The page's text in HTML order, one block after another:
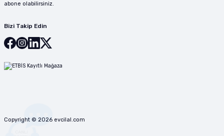
abone olabilirsiniz.
Bizi Takip Edin
Copyright © 2026 evcilal.com